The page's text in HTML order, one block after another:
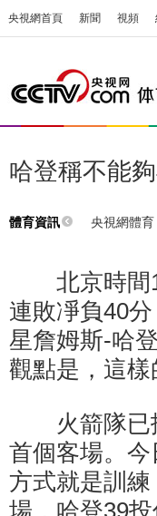
央視網首頁 新聞 視頻
哈登稱不能
體育資訊 央視網體
北京時間
連敗凈負40
星詹姆斯-哈
觀點是，這
火箭隊已抵
首個客場。
方式就是訓
場，哈登39投